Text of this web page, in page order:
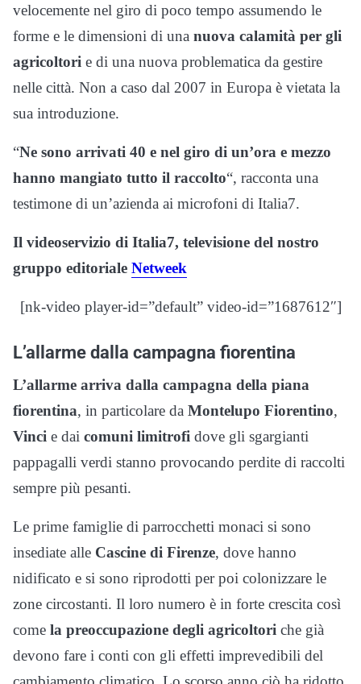
velocemente nel giro di poco tempo assumendo le
forme e le dimensioni di una nuova calamità per gli
agricoltori e di una nuova problematica da gestire
nelle città. Non a caso dal 2007 in Europa è vietata la
sua introduzione.
“Ne sono arrivati 40 e nel giro di un’ora e mezzo
hanno mangiato tutto il raccolto“, racconta una
testimone di un’azienda ai microfoni di Italia7.
Il videoservizio di Italia7, televisione del nostro
gruppo editoriale Netweek
[nk-video player-id=”default” video-id=”1687612″]
L’allarme dalla campagna fiorentina
L’allarme arriva dalla campagna della piana
fiorentina, in particolare da Montelupo Fiorentino,
Vinci e dai comuni limitrofi dove gli sgargianti
pappagalli verdi stanno provocando perdite di raccolti
sempre più pesanti.
Le prime famiglie di parrocchetti monaci si sono
insediate alle Cascine di Firenze, dove hanno
nidificato e si sono riprodotti per poi colonizzare le
zone circostanti. Il loro numero è in forte crescita così
come la preoccupazione degli agricoltori che già
devono fare i conti con gli effetti imprevedibili del